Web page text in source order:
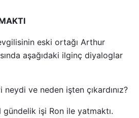
eski ortağı Arthur
aşağıdaki ilginç diyaloglar
neydi ve neden işten çıkardınız?
işi Ron ile yatmaktı.